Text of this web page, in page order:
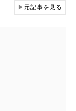
▶元記事を見る